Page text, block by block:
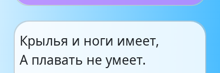
Крылья и ноги имеет,
А плавать не умеет.